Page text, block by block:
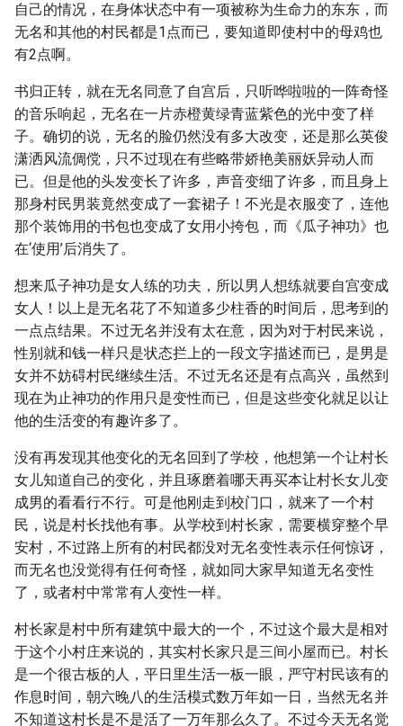
自己的情况，在身体状态中有一项被称为生命力的东东，而
无名和其他的村民都是1点而已，要知道即使村中的母鸡也
有2点啊。
书归正转，就在无名同意了自宫后，只听哗啦啦的一阵奇怪
的音乐响起，无名在一片赤橙黄绿青蓝紫色的光中变了样
子。确切的说，无名的脸仍然没有多大改变，还是那么英俊
潇洒风流倜傥，只不过现在有些略带娇艳美丽妖异动人而
已。但是他的头发变长了许多，声音变细了许多，而且身上
那身村民男装竟然变成了一套裙子！不光是衣服变了，连他
那个装饰用的书包也变成了女用小挎包，而《瓜子神功》也
在‘使用’后消失了。
想来瓜子神功是女人练的功夫，所以男人想练就要自宫变成
女人！以上是无名花了不知道多少柱香的时间后，思考到的
一点点结果。不过无名并没有太在意，因为对于村民来说，
性别就和钱一样只是状态拦上的一段文字描述而已，是男是
女并不妨碍村民继续生活。不过无名还是有点高兴，虽然到
现在为止神功的作用只是变性而已，但是这些变化就足以让
他的生活变的有趣许多了。
没有再发现其他变化的无名回到了学校，他想第一个让村长
女儿知道自己的变化，并且琢磨着哪天再买本让村长女儿变
成男的看看行不行。可是他刚走到校门口，就来了一个村
民，说是村长找他有事。从学校到村长家，需要横穿整个早
安村，不过路上所有的村民都没对无名变性表示任何惊讶，
而无名也没觉得有任何奇怪，就如同大家早知道无名变性
了，或者村中常常有人变性一样。
村长家是村中所有建筑中最大的一个，不过这个最大是相对
于这个小村庄来说的，其实村长家只是三间小屋而已。村长
是一个很古板的人，平日里生活一板一眼，严守村民该有的
作息时间，朝六晚八的生活模式数万年如一日，当然无名并
不知道这村长是不是活了一万年那么久了。不过今天无名觉